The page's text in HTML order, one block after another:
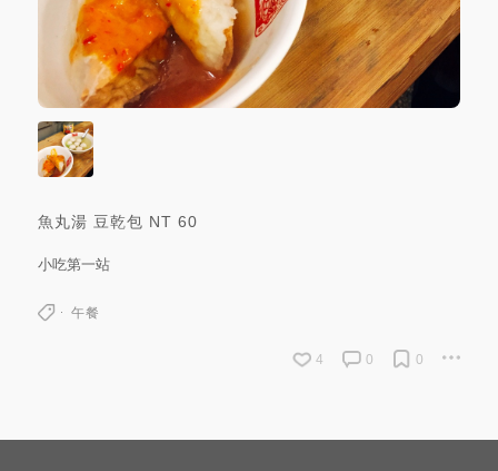
魚丸湯 豆乾包 NT 60
小吃第一站
午餐
4 0 0